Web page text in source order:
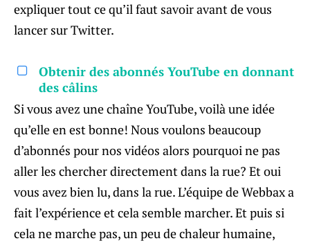
expliquer tout ce qu’il faut savoir avant de vous
lancer sur Twitter.
Obtenir des abonnés YouTube en donnant
des câlins
Si vous avez une chaîne YouTube, voilà une idée
qu’elle en est bonne! Nous voulons beaucoup
d’abonnés pour nos vidéos alors pourquoi ne pas
aller les chercher directement dans la rue? Et oui
vous avez bien lu, dans la rue. L’équipe de Webbax a
fait l’expérience et cela semble marcher. Et puis si
cela ne marche pas, un peu de chaleur humaine,